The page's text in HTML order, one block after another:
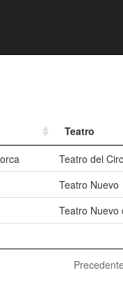
Teatro
Teatro del
Teatro Nuevo
Teatro Nuevo
Precedente